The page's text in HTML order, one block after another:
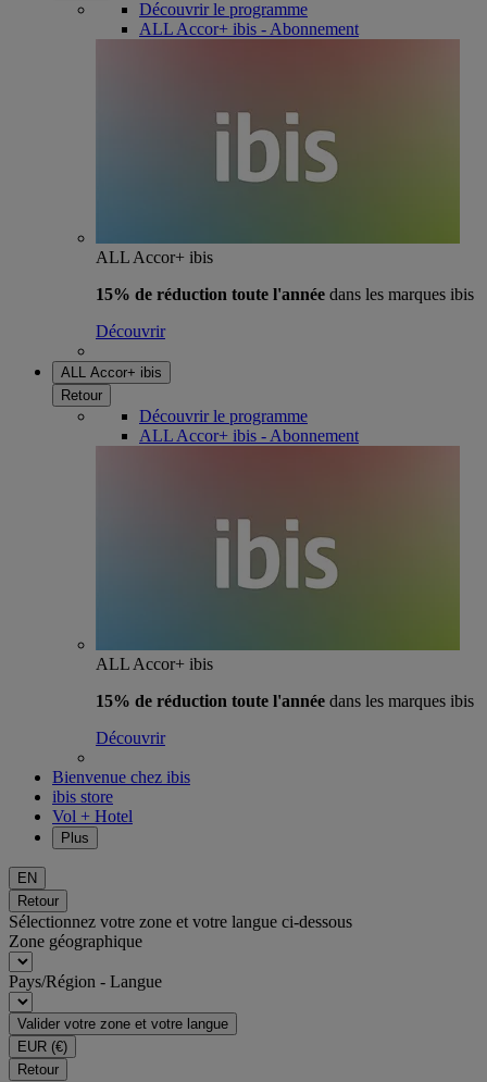
Découvrir le programme
ALL Accor+ ibis - Abonnement
ALL Accor+ ibis
15% de réduction toute l'année dans les marques ibis
Découvrir
ALL Accor+ ibis
Retour
Découvrir le programme
ALL Accor+ ibis - Abonnement
ALL Accor+ ibis
15% de réduction toute l'année dans les marques ibis
Découvrir
Bienvenue chez ibis
ibis store
Vol + Hotel
Plus
EN
Retour
Sélectionnez votre zone et votre langue ci-dessous
Zone géographique
Pays/Région - Langue
Valider votre zone et votre langue
EUR (€)
Retour